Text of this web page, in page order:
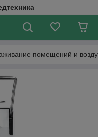
помещений и